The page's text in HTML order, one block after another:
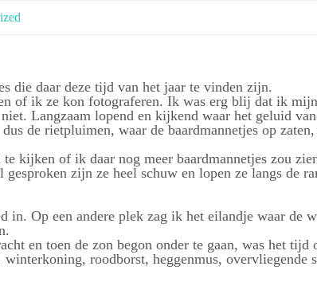
die daar deze tijd van het jaar te vinden zijn.
of ik ze kon fotograferen. Ik was erg blij dat ik
Langzaam lopend en kijkend waar het geluid
de rietpluimen, waar de baardmannetjes op
kijken of ik daar nog meer baardmannetjes zou
zijn ze heel schuw en lopen ze langs de
in. Op een andere plek zag ik het eilandje waar de
en toen de zon begon onder te gaan, was het tijd
roodborst, heggenmus, overvliegende